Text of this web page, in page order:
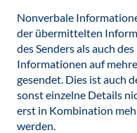
Nonverbale
der übermittelten
des Senders als auch
Informationen auf
gesendet. Dies ist auch
sonst einzelne Details
erst in Kombination
werden.